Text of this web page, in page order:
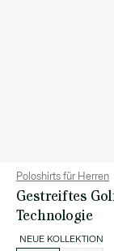
Poloshirts für Herren
Gestreiftes
Technologie
NEUE KOLLEKTION